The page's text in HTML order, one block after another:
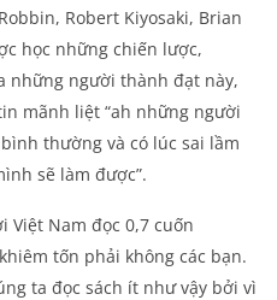
Robert Kiyosaki, Brian
học những chiến lược,
những người thành đạt này,
mãnh liệt “ah những người
thường và có lúc sai lầm
sẽ làm được”.
Việt Nam đọc 0,7 cuốn
tốn phải không các bạn.
ta đọc sách ít như vậy bởi vì